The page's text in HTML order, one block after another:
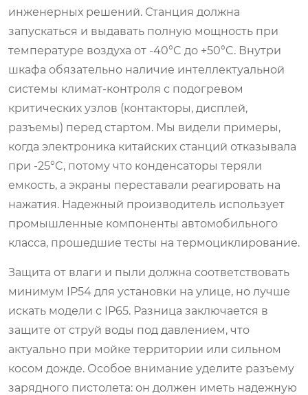
инженерных решений. Станция должна
запускаться и выдавать полную мощность при
температуре воздуха от -40°C до +50°C. Внутри
шкафа обязательно наличие интеллектуальной
системы климат-контроля с подогревом
критических узлов (контакторы, дисплей,
разъемы) перед стартом. Мы видели примеры,
когда электроника китайских станций отказывала
при -25°C, потому что конденсаторы теряли
емкость, а экраны переставали реагировать на
нажатия. Надежный производитель использует
промышленные компоненты автомобильного
класса, прошедшие тесты на термоциклирование.
Защита от влаги и пыли должна соответствовать
минимум IP54 для установки на улице, но лучше
искать модели с IP65. Разница заключается в
защите от струй воды под давлением, что
актуально при мойке территории или сильном
косом дожде. Особое внимание уделите разъему
зарядного пистолета: он должен иметь надежную